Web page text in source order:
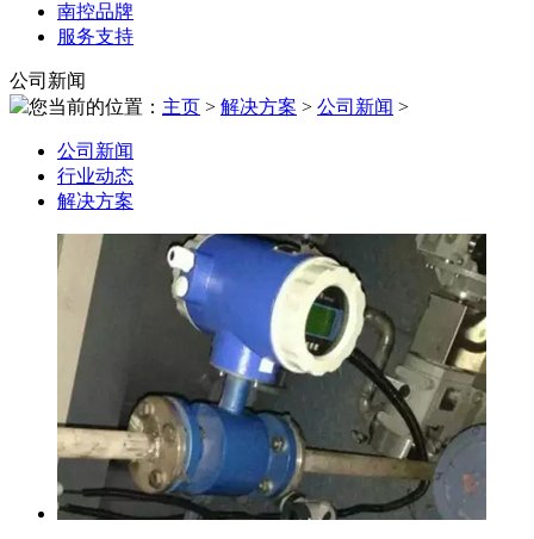
南控品牌
服务支持
公司新闻
您当前的位置： 主页 > 解决方案 > 公司新闻 >
公司新闻
行业动态
解决方案